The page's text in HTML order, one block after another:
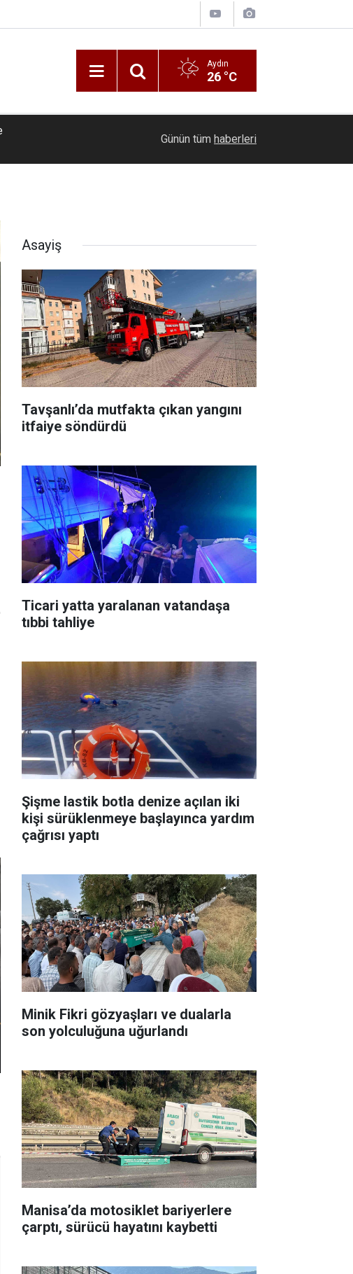
Aydın
26 °C
Bodrum’da bir araya getirdi
Günün tüm haberleri
Asayiş
Tavşanlı’da mutfakta çıkan yangını
itfaiye söndürdü
Ticari yatta yaralanan vatandaşa
tıbbi tahliye
Şişme lastik botla denize açılan iki
kişi sürüklenmeye başlayınca yardım
çağrısı yaptı
Minik Fikri gözyaşları ve dualarla
son yolculuğuna uğurlandı
Manisa’da motosiklet bariyerlere
çarptı, sürücü hayatını kaybetti